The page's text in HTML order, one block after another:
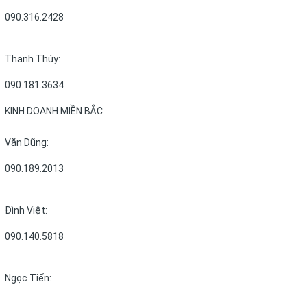
090.316.2428
Thanh Thúy:
090.181.3634
KINH DOANH MIỀN BẮC
Văn Dũng:
090.189.2013
Đình Việt:
090.140.5818
Ngọc Tiến: